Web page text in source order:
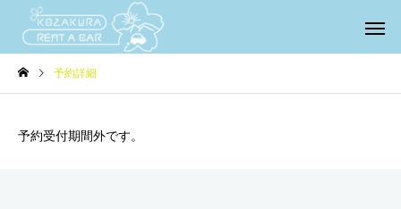
予約詳細
予約受付期間外です。